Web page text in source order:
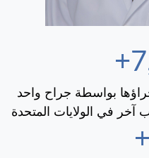
بواسطة جراح واحد
في الولايات المتحدة